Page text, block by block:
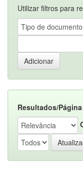
Utilizar filtros para
Resultados/Página